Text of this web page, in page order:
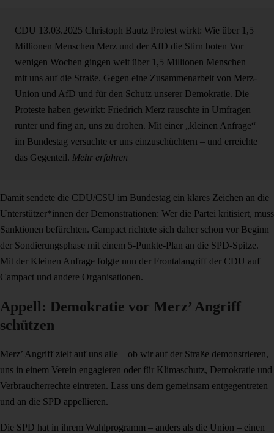
CDU 13.03.2025 Christoph Bautz Protest wirkt: Wie über 1,5
Millionen Menschen Merz und der AfD die Stirn boten Vor
wenigen Wochen gingen weit über 1,5 Millionen Menschen
mit uns auf die Straße. Gegen eine Zusammenarbeit von Merz-
Union und AfD und für den Schutz unserer Demokratie. Die
Proteste haben gewirkt: Friedrich Merz rauschte in Umfragen
runter und fing an, uns zu drohen. Mit einer „kleinen Anfrage“
im Bundestag versuchte er uns einzuschüchtern – und erreichte
das Gegenteil. Mehr erfahren
Damit sendete die CDU/CSU im Bundestag ein klares Zeichen an die
Unterstützer*innen der Demonstrationen: Wer die Partei kritisiert, muss
Sanktionen befürchten. Campact richtete sich daher schon vor Beginn
der Sondierungsphase mit einem 5-Punkte-Plan an die SPD-Spitze.
Mit der Kleinen Anfrage folgte nun der Frontalangriff der CDU auf
Campact und andere Organisationen.
Appell: Demokratie vor Merz’ Angriff
schützen
Merz’ Angriff zielt auf uns alle – ob wir auf der Straße demonstrieren,
uns in einem Verein engagieren oder für Klimaschutz, Demokratie und
Verbraucherrechte eintreten. Lass uns dem gemeinsam entgegentreten
und an die SPD appellieren.
Die SPD hat in ihrem Wahlprogramm – anders als die Union – einen